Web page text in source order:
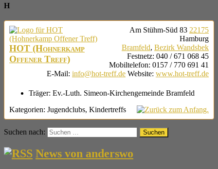
H
HOT (Hohnerkamp
Offener Treff)
Am Stühm-Süd 83 22175
Hamburg
Bramfeld, Bezirk Wandsbek
Festnetz: 040 / 671 068 45
Mobiltelefon: 0157 / 770 691 41
E-Mail: info@hot-treff.de Website: www.hot-treff.de
Träger: Ev.-Luth. Simeon-Kirchengemeinde Bramfeld
Kategorien: Jugendclubs, Kindertreffs
Suchen nach:
News von anderswo